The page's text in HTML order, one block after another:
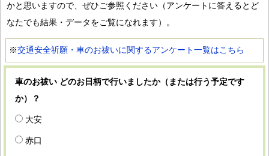
かと思いますので、ぜひご参照ください（アンケートに答えるとど
なたでも結果・データをご覧になれます）。
※交通安全祈願・車のお祓いに関するアンケート一覧はこちら
車のお祓い どのお日柄で行いましたか（または行う予定です
か）？
大安
赤口